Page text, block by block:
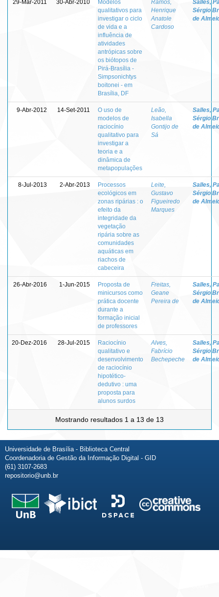
29-Mar-2011 30-Abr-2010
Modelos
qualitativos para
investigar o ciclo
de vida e a
influência de
atividades
antrópicas sobre
os biótopos de
Pirá-Brasília -
Simpsonichtys
boitonei - em
Brasília, DF
Ramos,
Henrique
Anatole
Cardoso
Salles,
Sérgio
de
9-Abr-2012 14-Set-2011
O uso de
modelos de
raciocínio
qualitativo para
investigar a
teoria e a
dinâmica de
metapopulações
Leão,
Isabella
Gontijo de
Sá
Salles,
Sérgio
de
8-Jul-2013 2-Abr-2013
Processos
ecológicos em
zonas ripárias : o
efeito da
integridade da
vegetação
ripária sobre as
comunidades
aquáticas em
riachos de
cabeceira
Leite,
Gustavo
Figueiredo
Marques
Salles,
Sérgio
de
26-Abr-2016 1-Jun-2015
Proposta de
minicursos como
prática docente
durante a
formação inicial
de professores
Freitas,
Geane
Pereira de
Salles,
Sérgio
de
20-Dez-2016 28-Jul-2015
Raciocínio
qualitativo e
desenvolvimento
de raciocínio
hipotético-
dedutivo : uma
proposta para
alunos surdos
Alves,
Fabrício
Bechepeche
Salles,
Sérgio
de
Mostrando resultados 1 a 13 de 13
Universidade de Brasília - Biblioteca Central
Coordenadoria de Gestão da Informação Digital - GID
(61) 3107-2683
repositorio@unb.br